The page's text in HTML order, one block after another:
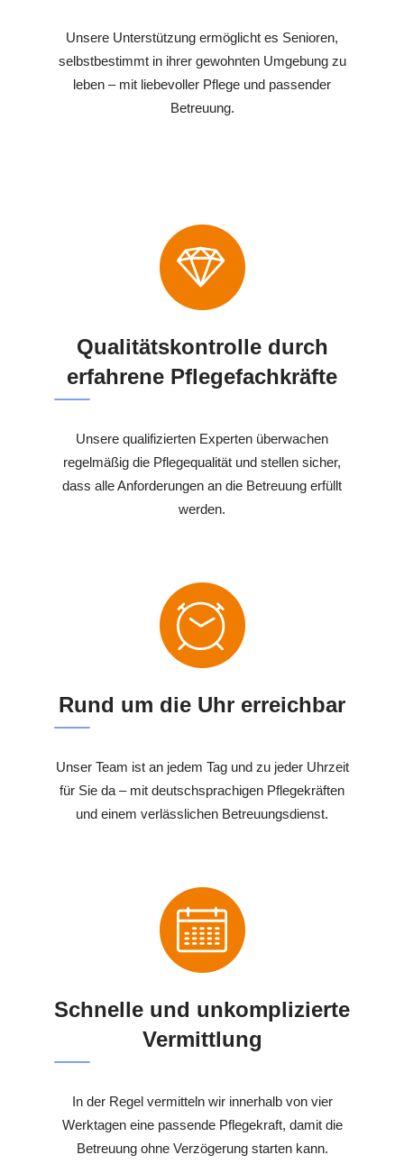
Unsere Unterstützung ermöglicht es Senioren,
selbstbestimmt in ihrer gewohnten Umgebung zu
leben – mit liebevoller Pflege und passender
Betreuung.
Qualitätskontrolle durch
erfahrene Pflegefachkräfte
Unsere qualifizierten Experten überwachen
regelmäßig die Pflegequalität und stellen sicher,
dass alle Anforderungen an die Betreuung erfüllt
werden.
Rund um die Uhr erreichbar
Unser Team ist an jedem Tag und zu jeder Uhrzeit
für Sie da – mit deutschsprachigen Pflegekräften
und einem verlässlichen Betreuungsdienst.
Schnelle und unkomplizierte
Vermittlung
In der Regel vermitteln wir innerhalb von vier
Werktagen eine passende Pflegekraft, damit die
Betreuung ohne Verzögerung starten kann.